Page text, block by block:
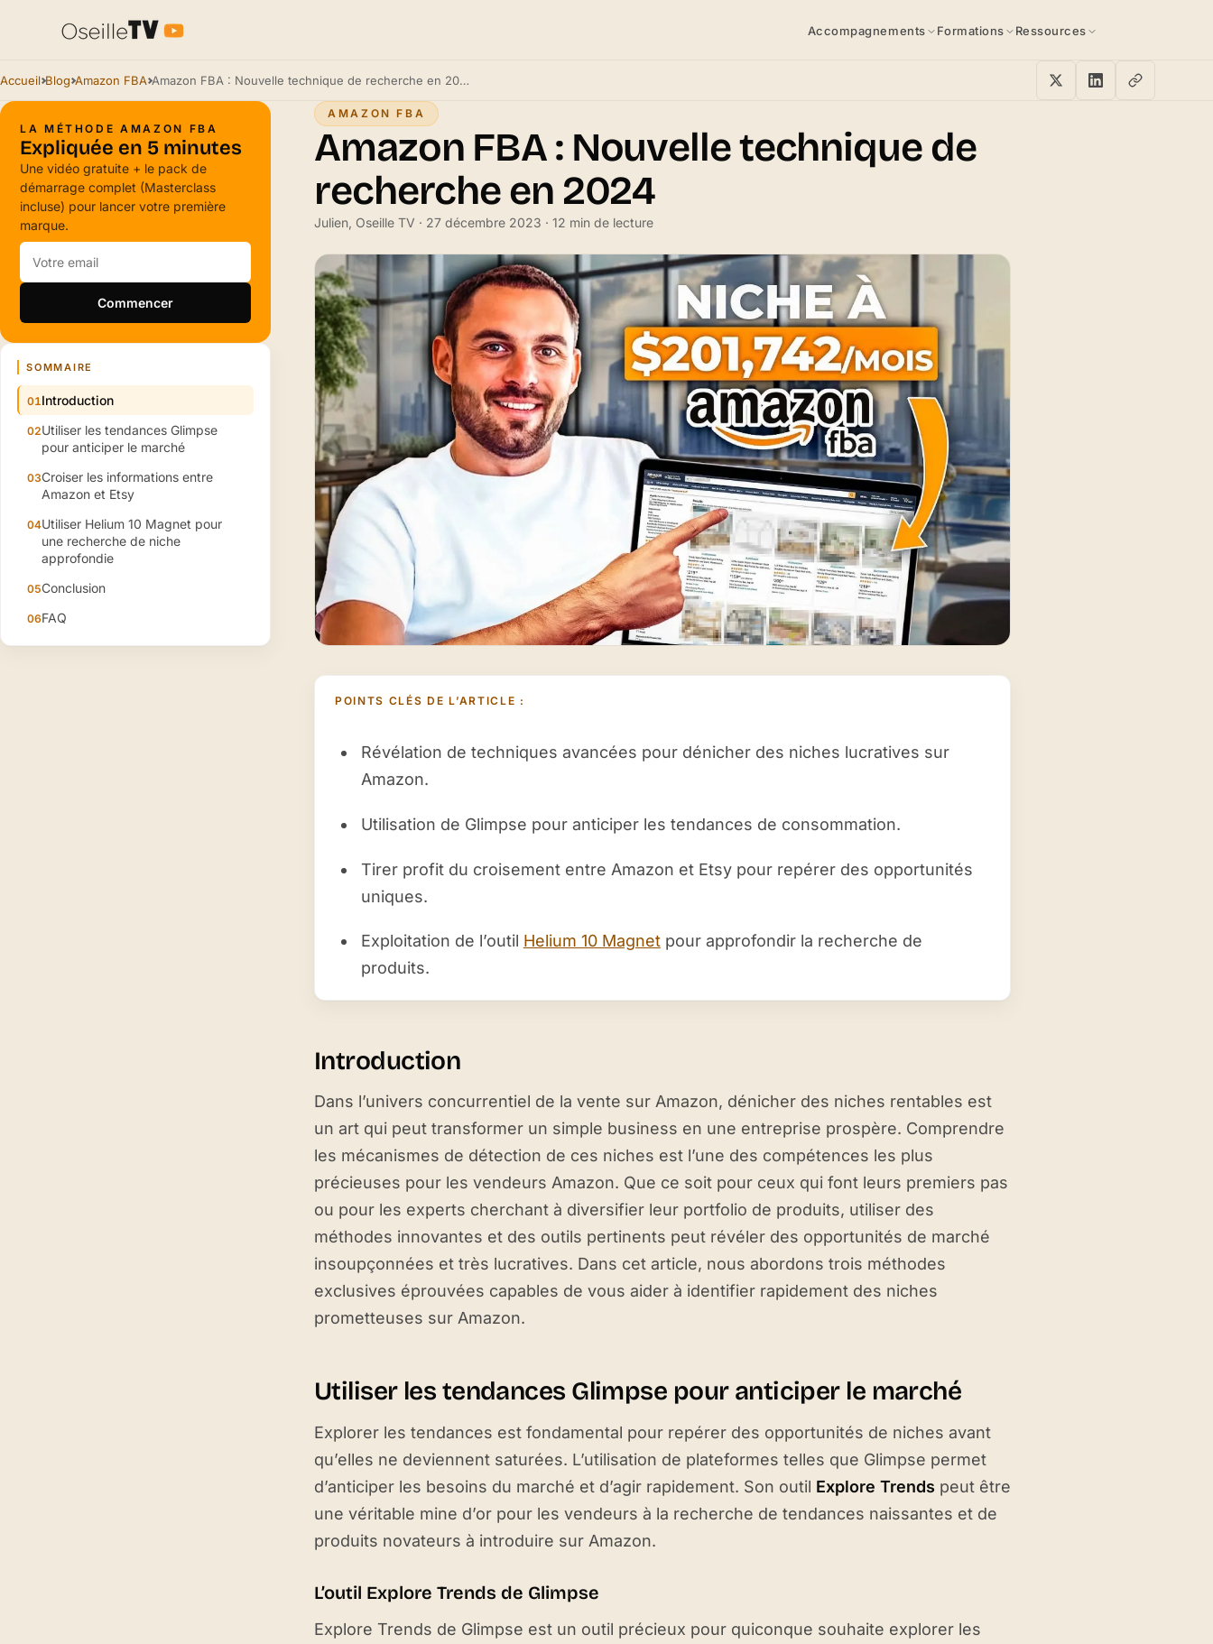
Accompagnements Formations Ressources
Accueil Blog Amazon FBA Amazon FBA : Nouvelle technique de recherche en 2024
LA MÉTHODE AMAZON FBA
Expliquée en 5 minutes
Une vidéo gratuite + le pack de
démarrage complet (Masterclass
incluse) pour lancer votre première
marque.
Commencer
SOMMAIRE
Introduction
Utiliser les tendances Glimpse
pour anticiper le marché
Croiser les informations entre
Amazon et Etsy
Utiliser Helium 10 Magnet pour
une recherche de niche
approfondie
Conclusion
FAQ
AMAZON FBA
Amazon FBA : Nouvelle technique de
recherche en 2024
Julien, Oseille TV · 27 décembre 2023 · 12 min de lecture
POINTS CLÉS DE L’ARTICLE :
Révélation de techniques avancées pour dénicher des niches lucratives sur
Amazon.
Utilisation de Glimpse pour anticiper les tendances de consommation.
Tirer profit du croisement entre Amazon et Etsy pour repérer des opportunités
uniques.
Exploitation de l’outil Helium 10 Magnetpour approfondir la recherche de
produits.
Introduction
Dans l’univers concurrentiel de la vente sur Amazon, dénicher des niches rentables est
un art qui peut transformer un simple business en une entreprise prospère. Comprendre
les mécanismes de détection de ces niches est l’une des compétences les plus
précieuses pour les vendeurs Amazon. Que ce soit pour ceux qui font leurs premiers pas
ou pour les experts cherchant à diversifier leur portfolio de produits, utiliser des
méthodes innovantes et des outils pertinents peut révéler des opportunités de marché
insoupçonnées et très lucratives. Dans cet article, nous abordons trois méthodes
exclusives éprouvées capables de vous aider à identifier rapidement des niches
prometteuses sur Amazon.
Utiliser les tendances Glimpse pour anticiper le marché
Explorer les tendances est fondamental pour repérer des opportunités de niches avant
qu’elles ne deviennent saturées. L’utilisation de plateformes telles que Glimpse permet
d’anticiper les besoins du marché et d’agir rapidement. Son outil Explore Trends peut être
une véritable mine d’or pour les vendeurs à la recherche de tendances naissantes et de
produits novateurs à introduire sur Amazon.
L’outil Explore Trends de Glimpse
Explore Trends de Glimpse est un outil précieux pour quiconque souhaite explorer les